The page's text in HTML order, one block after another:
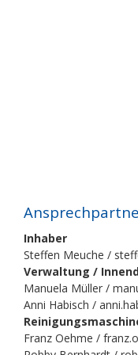
Inhaber
Steffen Meuche /
Verwaltung /
Manuela Müller /
Anni Habisch /
Franz Oehme /